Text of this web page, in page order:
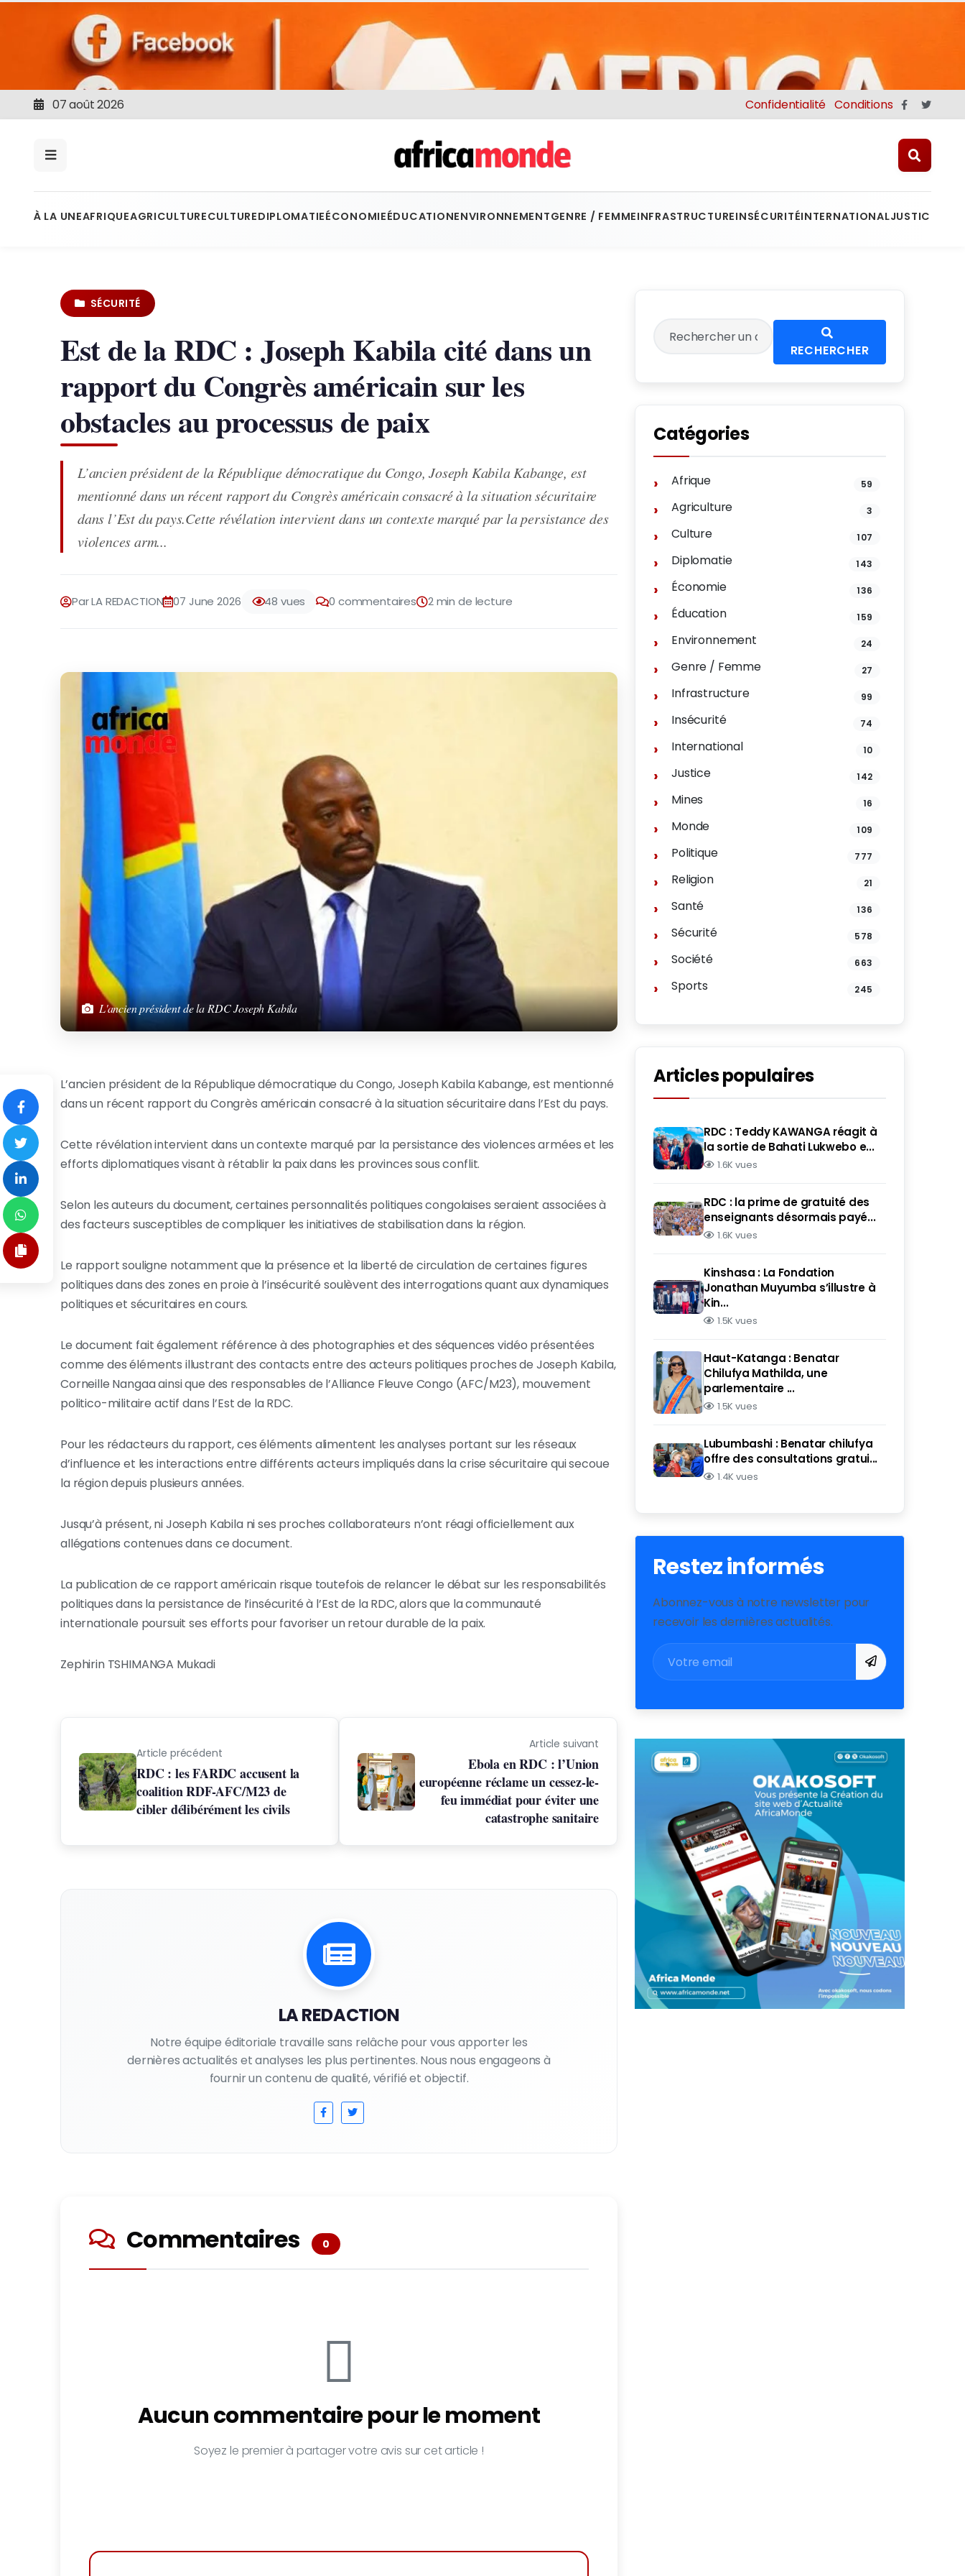
07 août 2026 Confidentialité Conditions
À LA UNEAFRIQUEAGRICULTURECULTUREDIPLOMATIEÉCONOMIEÉDUCATIONENVIRONNEMENTGENRE / FEMMEINFRASTRUCTUREINSÉCURITÉINTERNATIONALJUSTICE
SÉCURITÉ
Est de la RDC : Joseph Kabila cité dans un
rapport du Congrès américain sur les
obstacles au processus de paix
L’ancien président de la République démocratique du Congo, Joseph Kabila Kabange, est
mentionné dans un récent rapport du Congrès américain consacré à la situation sécuritaire
dans l’Est du pays.Cette révélation intervient dans un contexte marqué par la persistance des
violences arm...
Par LA REDACTION 07 June 2026 48 vues 0 commentaires 2 min de lecture
L'ancien président de la RDC Joseph Kabila
L’ancien président de la République démocratique du Congo, Joseph Kabila Kabange, est mentionné
dans un récent rapport du Congrès américain consacré à la situation sécuritaire dans l’Est du pays.
Cette révélation intervient dans un contexte marqué par la persistance des violences armées et les
efforts diplomatiques visant à rétablir la paix dans les provinces sous conflit.
Selon les auteurs du document, certaines personnalités politiques congolaises seraient associées à
des facteurs susceptibles de compliquer les initiatives de stabilisation dans la région.
Le rapport souligne notamment que la présence et la liberté de circulation de certaines figures
politiques dans des zones en proie à l’insécurité soulèvent des interrogations quant aux dynamiques
politiques et sécuritaires en cours.
Le document fait également référence à des photographies et des séquences vidéo présentées
comme des éléments illustrant des contacts entre des acteurs politiques proches de Joseph Kabila,
Corneille Nangaa ainsi que des responsables de l’Alliance Fleuve Congo (AFC/M23), mouvement
politico-militaire actif dans l’Est de la RDC.
Pour les rédacteurs du rapport, ces éléments alimentent les analyses portant sur les réseaux
d’influence et les interactions entre différents acteurs impliqués dans la crise sécuritaire qui secoue
la région depuis plusieurs années.
Jusqu’à présent, ni Joseph Kabila ni ses proches collaborateurs n’ont réagi officiellement aux
allégations contenues dans ce document.
La publication de ce rapport américain risque toutefois de relancer le débat sur les responsabilités
politiques dans la persistance de l’insécurité à l’Est de la RDC, alors que la communauté
internationale poursuit ses efforts pour favoriser un retour durable de la paix.
Zephirin TSHIMANGA Mukadi
Article précédent
RDC : les FARDC accusent la
coalition RDF-AFC/M23 de
cibler délibérément les civils
Article suivant
Ebola en RDC : l’Union
européenne réclame un cessez-le-
feu immédiat pour éviter une
catastrophe sanitaire
LA REDACTION
Notre équipe éditoriale travaille sans relâche pour vous apporter les
dernières actualités et analyses les plus pertinentes. Nous nous engageons à
fournir un contenu de qualité, vérifié et objectif.
Commentaires 0
Aucun commentaire pour le moment
Soyez le premier à partager votre avis sur cet article !
RECHERCHER
Catégories
Afrique 59
Agriculture 3
Culture 107
Diplomatie 143
Économie 136
Éducation 159
Environnement 24
Genre / Femme 27
Infrastructure 99
Insécurité 74
International 10
Justice 142
Mines 16
Monde 109
Politique 777
Religion 21
Santé 136
Sécurité 578
Société 663
Sports 245
Articles populaires
RDC : Teddy KAWANGA réagit à
la sortie de Bahati Lukwebo e...
1.6K vues
RDC : la prime de gratuité des
enseignants désormais payé...
1.6K vues
Kinshasa : La Fondation
Jonathan Muyumba s’illustre à
Kin...
1.5K vues
Haut-Katanga : Benatar
Chilufya Mathilda, une
parlementaire ...
1.5K vues
Lubumbashi : Benatar chilufya
offre des consultations gratui...
1.4K vues
Restez informés
Abonnez-vous à notre newsletter pour
recevoir les dernières actualités.